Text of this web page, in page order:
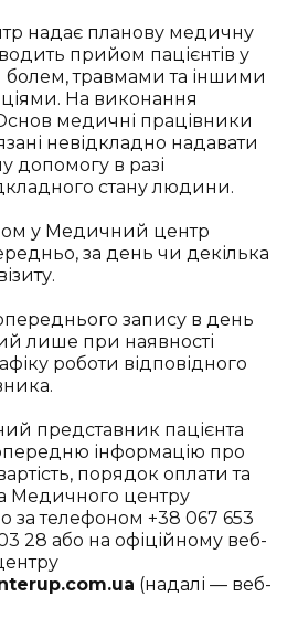
надає планову медичну
прийом пацієнтів у
болем, травмами та іншими
На виконання
медичні працівники
невідкладно надавати
допомогу в разі
стану людини.
у Медичний центр
за день чи декілька
запису в день
лише при наявності
роботи відповідного
представник пацієнта
інформацію про
порядок оплати та
Медичного центру
за телефоном +38 067 653
28 або на офіційному веб-
(надалі — веб-